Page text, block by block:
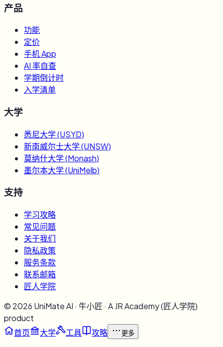
产品
功能
定价
手机 App
AI 率自查
学期倒计时
入学清单
大学
悉尼大学(USYD)
新南威尔士大学(UNSW)
莫纳什大学(Monash)
墨尔本大学(UniMelb)
支持
学习攻略
常见问题
关于我们
隐私政策
服务条款
联系邮箱
匠人学院
© 2026 UniMate AI · 牛小匠 · A JR Academy (匠人学院)
product
首页
大学 工具 攻略 更多